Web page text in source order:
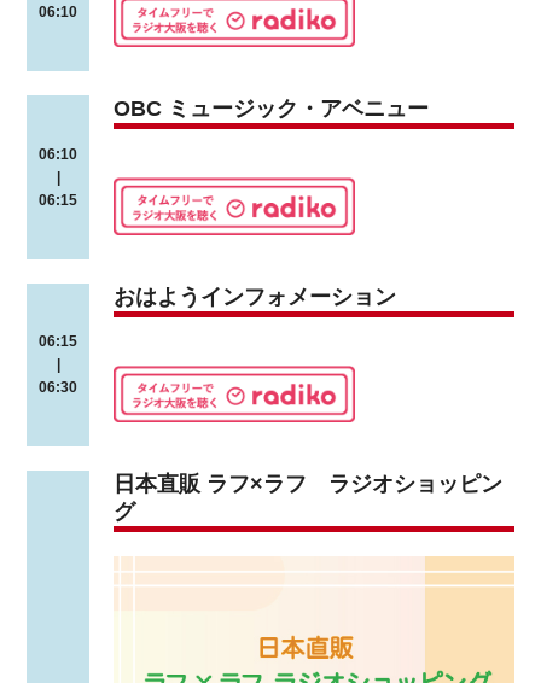
06:10
06:10
|
06:15
OBC ミュージック・アベニュー
06:15
06:30
おはようインフォメーション
日本直販 ラフ×ラフ ラジオショッピン
グ